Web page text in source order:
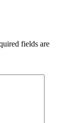
fields are